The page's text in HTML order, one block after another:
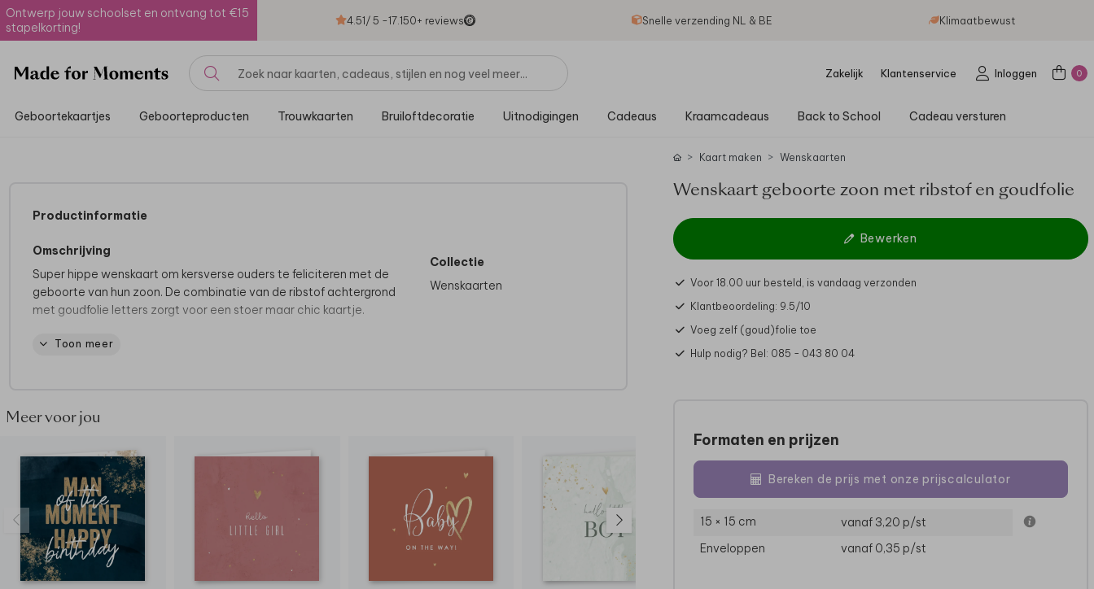
Ontwerp jouw schoolset en ontvang tot €15
stapelkorting!
4.51/ 5 -17.150+ reviews Snelle verzending NL & BE Klimaatbewust
Zakelijk Klantenservice Inloggen 0
Geboortekaartjes Geboorteproducten Trouwkaarten Bruiloftdecoratie Uitnodigingen Cadeaus Kraamcadeaus Back to School Cadeau versturen
Productinformatie
Omschrijving
Super hippe wenskaart om kersverse ouders te feliciteren met de
geboorte van hun zoon. De combinatie van de ribstof achtergrond
met goudfolie letters zorgt voor een stoer maar chic kaartje.
* Deze kaart heeft een iets langere verzendtijd omdat folie een
Toon meer
Collectie
Wenskaarten
Meer voor jou
Kaart maken Wenskaarten
Wenskaart geboorte zoon met ribstof en goudfolie
Bewerken
Voor 18.00 uur besteld, is vandaag verzonden
Klantbeoordeling: 9.5/10
Voeg zelf (goud)folie toe
Hulp nodig? Bel: 085 - 043 80 04
Formaten en prijzen
Bereken de prijs met onze prijscalculator
15 × 15 cm vanaf 3,20 p/st
Enveloppen
vanaf 0,35 p/st